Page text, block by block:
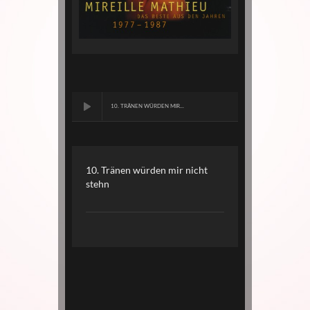
10. TRÄNEN WÜRDEN MIR...
10. Tränen würden mir nicht
stehn